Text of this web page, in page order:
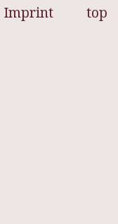
top
Imprint